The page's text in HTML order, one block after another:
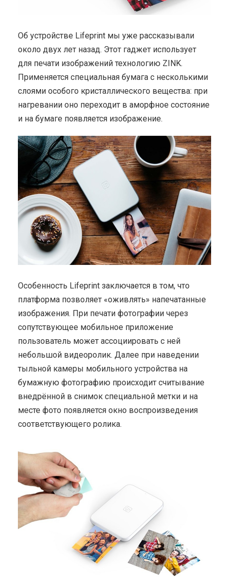
Об устройстве Lifeprint мы уже рассказывали
около двух лет назад. Этот гаджет использует
для печати изображений технологию ZINK.
Применяется специальная бумага с несколькими
слоями особого кристаллического вещества: при
нагревании оно переходит в аморфное состояние
и на бумаге появляется изображение.
Особенность Lifeprint заключается в том, что
платформа позволяет «оживлять» напечатанные
изображения. При печати фотографии через
сопутствующее мобильное приложение
пользователь может ассоциировать с ней
небольшой видеоролик. Далее при наведении
тыльной камеры мобильного устройства на
бумажную фотографию происходит считывание
внедрённой в снимок специальной метки и на
месте фото появляется окно воспроизведения
соответствующего ролика.